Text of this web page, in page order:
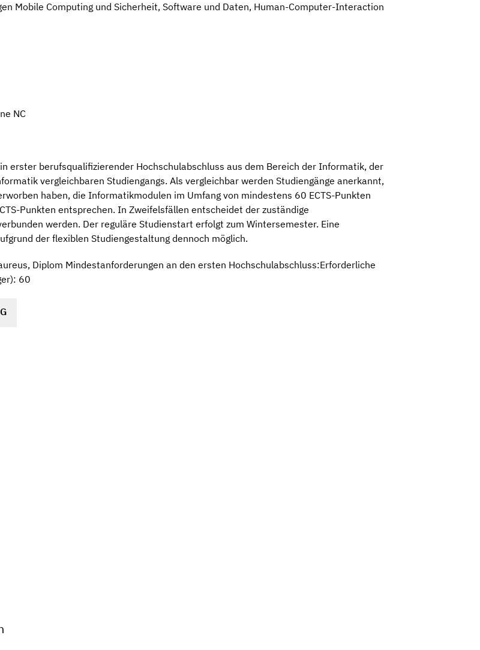
Mobile Computing und Sicherheit, Software und Daten, Human-Computer-Interaction
NC
erster berufsqualifizierender Hochschulabschluss aus dem Bereich der Informatik, der
vergleichbaren Studiengangs. Als vergleichbar werden Studiengänge anerkannt,
haben, die Informatikmodulen im Umfang von mindestens 60 ECTS-Punkten
Punkten entsprechen. In Zweifelsfällen entscheidet der zuständige
werden. Der reguläre Studienstart erfolgt zum Wintersemester. Eine
der flexiblen Studiengestaltung dennoch möglich.
Diplom Mindestanforderungen an den ersten Hochschulabschluss:Erforderliche
60